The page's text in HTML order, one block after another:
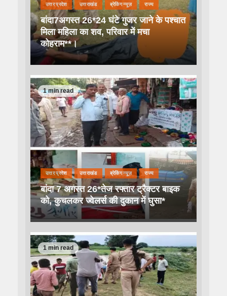
उत्तर प्रदेश उत्तराखंड ब्रेकिंग न्यूज़ राज्य
बांदा7अगस्त 26*24 घंटे गुजर जाने के पश्चात
मिला महिला का शव, परिवार में मचा
कोहराम**।
1 min read
उत्तर प्रदेश उत्तराखंड ब्रेकिंग न्यूज़ राज्य
बांदा 7 अगस्त 26*तेज रफ्तार ट्रैक्टर बाइक
को, कुचलकर ज्वेलर्स की दुकान में घुसा*
1 min read